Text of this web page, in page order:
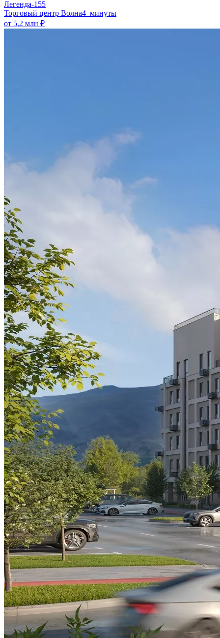
Легенда-155
​Торговый центр Волна4 минуты
от 5,2 млн ₽